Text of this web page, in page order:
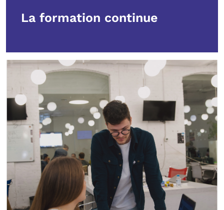
La formation continue